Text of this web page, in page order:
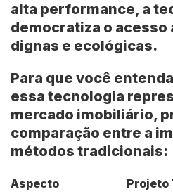
alta performance, a
democratiza o acesso
dignas e ecológicas.
Para que você
essa tecnologia
mercado imobiliário,
comparação entre a
métodos tradicionais:
Aspecto
Projeto